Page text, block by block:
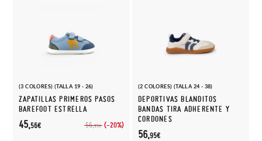
(3 COLORES) (TALLA 19 - 26)
ZAPATILLAS PRIMEROS PASOS
BAREFOOT ESTRELLA
56,95€ (-20%)
45,56€
(2 COLORES) (TALLA 24 - 38)
DEPORTIVAS BLANDITOS
BANDAS TIRA ADHERENTE Y
CORDONES
56,95€